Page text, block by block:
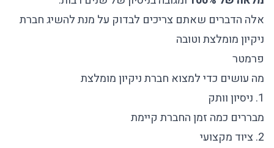
אלה הדברים שאתם צריכים לבדוק על מנת להשיג חברת
ניקיון מומלצת וטובה
פרמטר
מה עושים כדי למצוא חברת ניקיון מומלצת
1. ניסיון וותק
מבררים כמה זמן החברת קיימת
2. ציוד מקצועי